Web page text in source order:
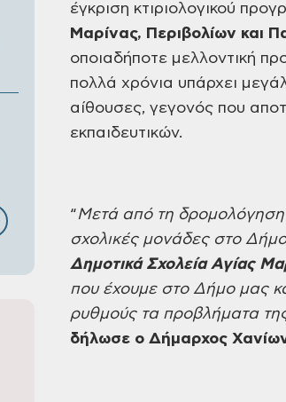
έγκριση κτιριολογικού
Μαρίνας, Περιβολίων και
οποιαδήποτε μελλοντική
πολλά χρόνια υπάρχει
αίθουσες, γεγονός που
εκπαιδευτικών.
“Μετά απότη δρομολόγηση
σχολικές μονάδες στο
Δημοτικά Σχολεία Αγίας
που έχουμε στο Δήμομας
ρυθμούς ταπροβλήματα
δήλωσε ο Δήμαρχος